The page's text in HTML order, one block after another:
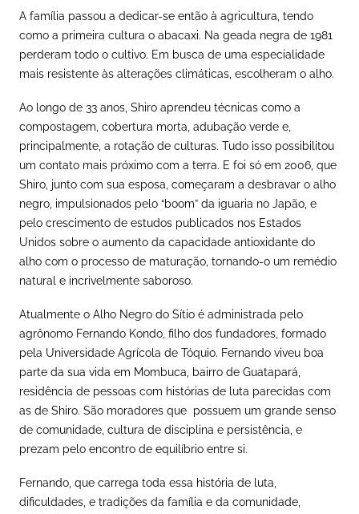
A família passou a dedicar-se então à agricultura, tendo
como a primeira cultura o abacaxi. Na geada negra de 1981
perderam todo o cultivo. Em busca de uma especialidade
mais resistente às alterações climáticas, escolheram o alho.
Ao longo de 33 anos, Shiro aprendeu técnicas como a
compostagem, cobertura morta, adubação verde e,
principalmente, a rotação de culturas. Tudo isso possibilitou
um contato mais próximo com a terra. E foi só em 2006, que
Shiro, junto com sua esposa, começaram a desbravar o alho
negro, impulsionados pelo “boom” da iguaria no Japão, e
pelo crescimento de estudos publicados nos Estados
Unidos sobre o aumento da capacidade antioxidante do
alho com o processo de maturação, tornando-o um remédio
natural e incrivelmente saboroso.
Atualmente o Alho Negro do Sítio é administrada pelo
agrônomo Fernando Kondo, filho dos fundadores, formado
pela Universidade Agrícola de Tóquio. Fernando viveu boa
parte da sua vida em Mombuca, bairro de Guatapará,
residência de pessoas com histórias de luta parecidas com
as de Shiro. São moradores que possuem um grande senso
de comunidade, cultura de disciplina e persistência, e
prezam pelo encontro de equilíbrio entre si.
Fernando, que carrega toda essa história de luta,
dificuldades, e tradições da família e da comunidade,